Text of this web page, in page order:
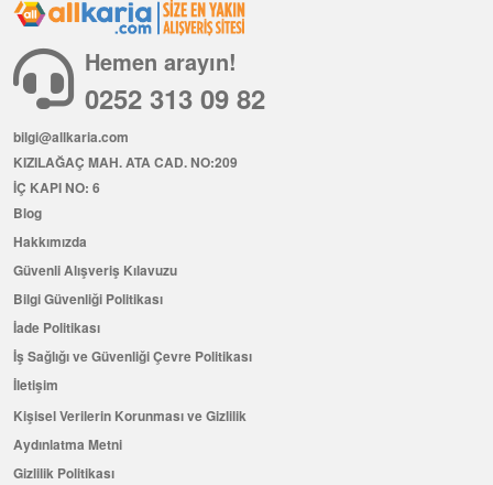
Hemen arayın!
0252 313 09 82
bilgi@allkaria.com
KIZILAĞAÇ MAH. ATA CAD. NO:209
İÇ KAPI NO: 6
Blog
Hakkımızda
Güvenli Alışveriş Kılavuzu
Bilgi Güvenliği Politikası
İade Politikası
İş Sağlığı ve Güvenliği Çevre Politikası
İletişim
Kişisel Verilerin Korunması ve Gizlilik
Aydınlatma Metni
Gizlilik Politikası